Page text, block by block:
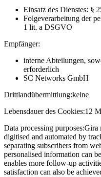
Einsatz des Dienstes: §
Folgeverarbeitung der
1 lit. a DSGVO
Empfänger:
interne Abteilungen,
erforderlich
SC Networks GmbH
Drittlandübermittlung:keine
Lebensdauer des Cookies:12
Data processing purposes:Gira
digitised and automated by
separating subscribers from
personalised information can
enables more follow-up
satisfaction can also be